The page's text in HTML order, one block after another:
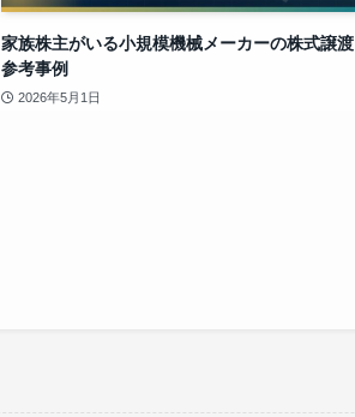
家族株主がいる小規模機械メーカーの株式譲渡
参考事例
2026年5月1日